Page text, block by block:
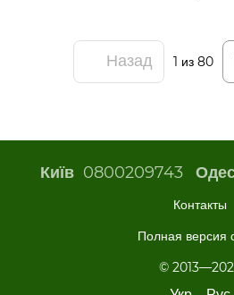
Назад 1 из 80
Київ 0800209743
Контакты
Полная версия
©